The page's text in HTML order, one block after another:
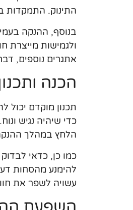
התינוק. התמקדות
בנוסף, ההנקה
ולגמישות מייצרת
אתגרים נוספים,
הכנה
תכנון מוקדם
כדי שיהיה נגיש
הלחץ במהלך
כמו כן, כדאי
להימנע מהסחות
עשויה לשפר את